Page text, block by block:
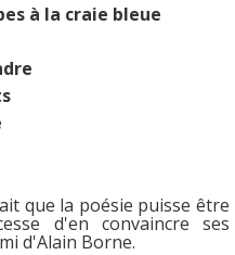
à la craie bleue
que la poésie puisse être
d'en convaincre ses
d'Alain Borne.